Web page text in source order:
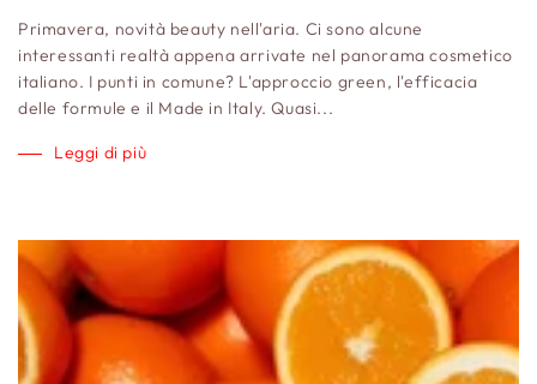
Primavera, novità beauty nell'aria. Ci sono alcune
interessanti realtà appena arrivate nel panorama cosmetico
italiano. I punti in comune? L'approccio green, l'efficacia
delle formule e il Made in Italy. Quasi...
Leggi di più